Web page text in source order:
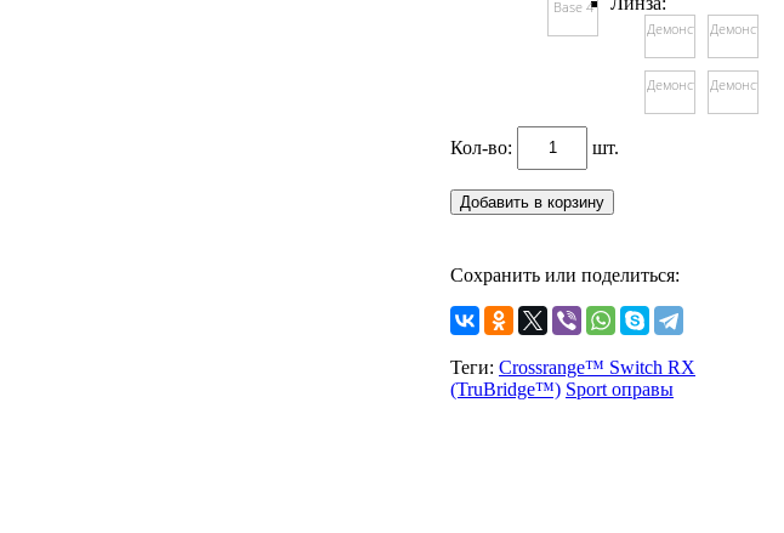
Base 4
Демонстрационная
Демонстрационная
Кол-во: шт.
Сохранить или поделиться:
Теги: Crossrange™ Switch RX
(TruBridge™) Sport оправы